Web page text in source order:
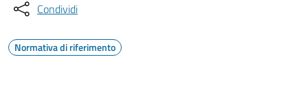
Condividi
Normativa di riferimento